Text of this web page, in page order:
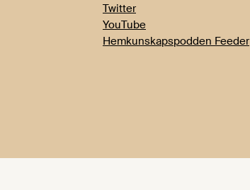
Twitter
YouTube
Hemkunskapspodden Feeder